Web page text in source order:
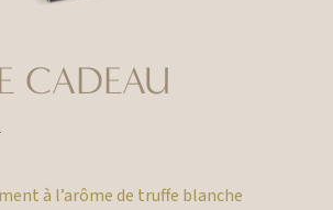
CADEAU
à l’arôme de truffe blanche